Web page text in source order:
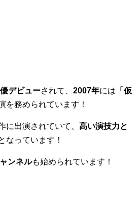
デビューされて、 2007年には 「仮
を務められています！
に出演されていて、 高い演技力と
なっています！
ンネルも始められています！